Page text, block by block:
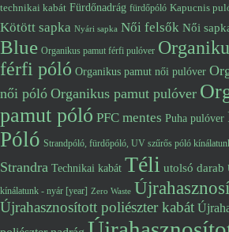
technikai kabát Fürdőnadrág fürdőpóló Kapucnis
Kötött sapka Nyári sapka Női felsők Női
Blue Organikus pamut férfi pulóver
férfi póló Organikus pamut női pulóver
női póló Organikus pamut pulóver
pamut póló PFC mentes Puha pulóver
Póló Strandpóló, fürdőpóló, UV szűrős póló
Strandra Technikai kabát Téli utolsó darab
kínálatunk - nyár [year] Zero Waste
Újrahasznosított poliészter kabát